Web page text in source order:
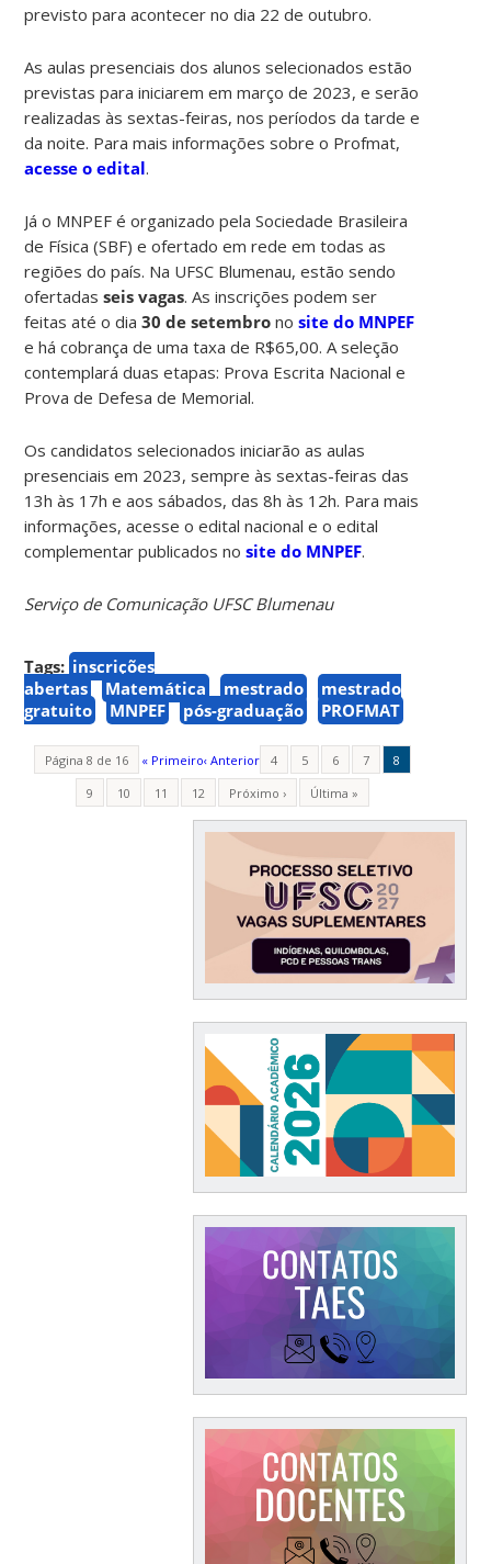
previsto para acontecer no dia 22 de outubro.
As aulas presenciais dos alunos selecionados estão
previstas para iniciarem em março de 2023, e serão
realizadas às sextas-feiras, nos períodos da tarde e
da noite. Para mais informações sobre o Profmat,
acesse o edital.
Já o MNPEF é organizado pela Sociedade Brasileira
de Física (SBF) e ofertado em rede em todas as
regiões do país. Na UFSC Blumenau, estão sendo
ofertadas seis vagas. As inscrições podem ser
feitas até o dia30 de setembro nosite do MNPEF
e há cobrança de uma taxa de R$65,00. A seleção
contemplará duas etapas: Prova Escrita Nacional e
Prova de Defesa de Memorial.
Os candidatos selecionados iniciarão as aulas
presenciais em 2023, sempre às sextas-feiras das
13h às 17h e aos sábados, das 8h às 12h. Para mais
informações, acesse o edital nacional e o edital
complementar publicados nosite do MNPEF.
Serviço de Comunicação UFSC Blumenau
Tags: inscrições
abertas
Matemática mestrado
mestrado
gratuito
MNPEF pós-graduação PROFMAT
Página 8 de 16 « Primeiro‹ Anterior 4 5 6 7
8
9
10 11 12 Próximo › Última »